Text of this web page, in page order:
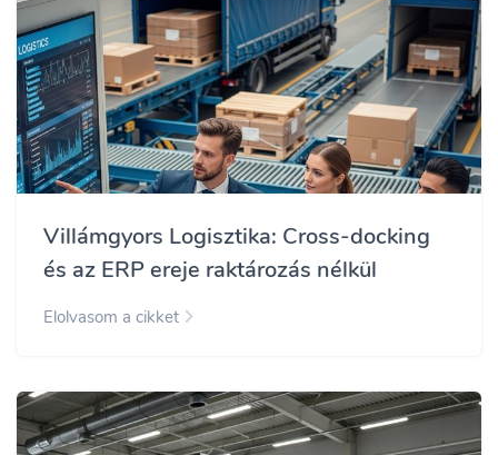
Villámgyors Logisztika: Cross-docking
és az ERP ereje raktározás nélkül
Elolvasom a cikket